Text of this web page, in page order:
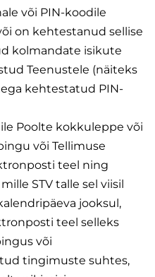
või PIN-koodile
on kehtestanud sellise
kolmandate isikute
Teenustele (näiteks
kehtestatud PIN-
Poolte kokkuleppe või
või Tellimuse
teel ning
STV talle sel viisil
jooksul,
teel selleks
või
tingimuste suhtes,